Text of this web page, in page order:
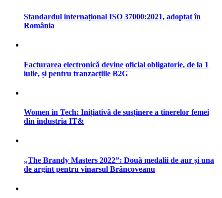
Standardul internațional ISO 37000:2021, adoptat în
România
Facturarea electronică devine oficial obligatorie, de la 1
iulie, și pentru tranzacțiile B2G
Women in Tech: Inițiativă de susținere a tinerelor femei
din industria IT&
„The Brandy Masters 2022”: Două medalii de aur și una
de argint pentru vinarsul Brâncoveanu